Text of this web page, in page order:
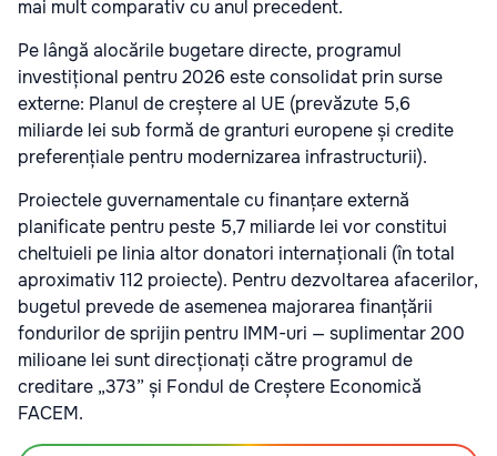
mai mult comparativ cu anul precedent.
Pe lângă alocările bugetare directe, programul
investițional pentru 2026 este consolidat prin surse
externe: Planul de creștere al UE (prevăzute 5,6
miliarde lei sub formă de granturi europene și credite
preferențiale pentru modernizarea infrastructurii).
Proiectele guvernamentale cu finanțare externă
planificate pentru peste 5,7 miliarde lei vor constitui
cheltuieli pe linia altor donatori internaționali (în total
aproximativ 112 proiecte). Pentru dezvoltarea afacerilor,
bugetul prevede de asemenea majorarea finanțării
fondurilor de sprijin pentru IMM-uri — suplimentar 200
milioane lei sunt direcționați către programul de
creditare „373” și Fondul de Creștere Economică
FACEM.